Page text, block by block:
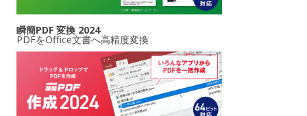
瞬簡PDF 変換 2024
PDFをOffice文書へ高精度変換